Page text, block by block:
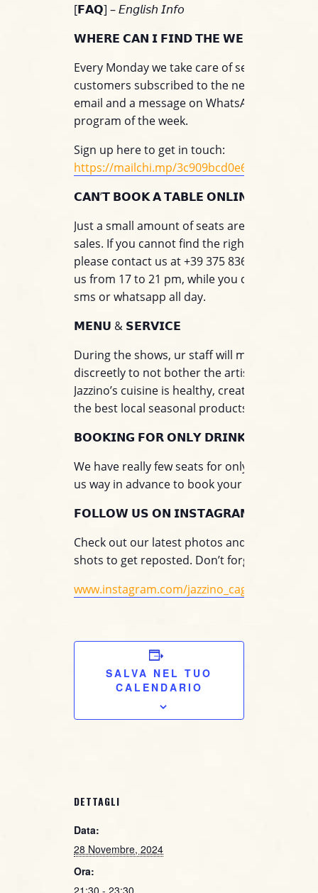
[𝗙𝗔𝗤] – 𝘌𝘯𝘨𝘭𝘪𝘴𝘩 𝘐𝘯𝘧𝘰
𝗪𝗛𝗘𝗥𝗘 𝗖𝗔𝗡 𝗜 𝗙𝗜𝗡𝗗 𝗧𝗛𝗘 𝗪𝗘𝗘𝗞𝗟𝗬
Every Monday we take care of sending to all
customers subscribed to the newsletter
email and a message on WhatsApp with the
program of the week.
Sign up here to get in touch:
https://mailchi.mp/3c909bcd0e60/
𝗖𝗔𝗡’𝗧 𝗕𝗢𝗢𝗞 𝗔 𝗧𝗔𝗕𝗟𝗘 𝗢𝗡𝗟𝗜𝗡𝗘?
Just a small amount of seats are available for
sales. If you cannot find the right table for
please contact us at +39 375 8365120. You
us from 17 to 21 pm, while you can write to
sms or whatsapp all day.
𝗠𝗘𝗡𝗨 & 𝗦𝗘𝗥𝗩𝗜𝗖𝗘
During the shows, ur staff will move around
discreetly to not bother the artists on stage.
Jazzino’s cuisine is healthy, creative and
the best local seasonal products.
𝗕𝗢𝗢𝗞𝗜𝗡𝗚 𝗙𝗢𝗥 𝗢𝗡𝗟𝗬 𝗗𝗥𝗜𝗡𝗞
We have really few seats for only drink.
us way in advance to book your seat only for
𝗙𝗢𝗟𝗟𝗢𝗪 𝗨𝗦 𝗢𝗡 𝗜𝗡𝗦𝗧𝗔𝗚𝗥𝗔𝗠!
Check out our latest photos and tag us on
shots to get reposted. Don’t forget to follow
www.instagram.com/jazzino_cagliari/
SALVA NEL TUO
CALENDARIO
DETTAGLI
Data:
28 Novembre, 2024
Ora: